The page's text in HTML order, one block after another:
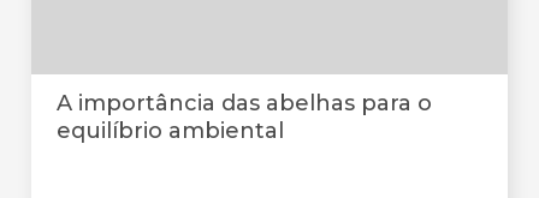
A importância das abelhas para o
equilíbrio ambiental